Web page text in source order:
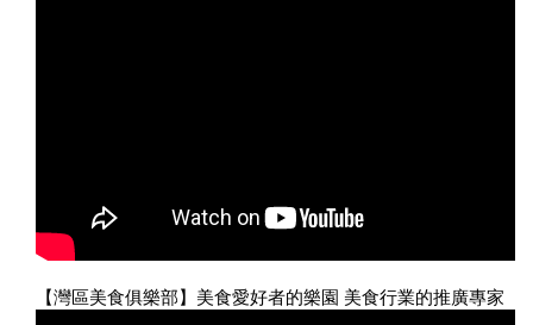
【灣區美食俱樂部】美食愛好者的樂園 美食行業的推廣專家